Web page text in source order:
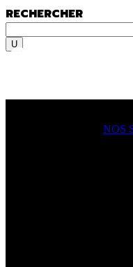
RECHERCHER
NOS